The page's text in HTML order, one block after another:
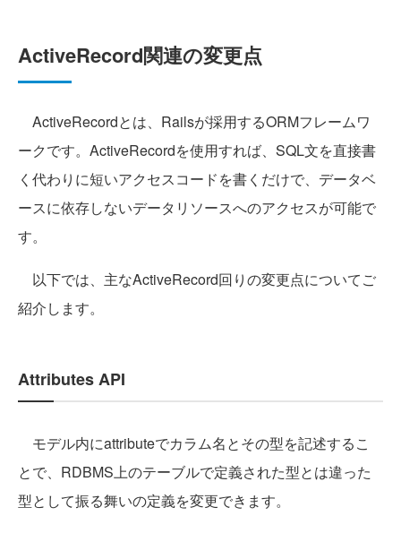
ActiveRecord関連の変更点
ActiveRecordとは、Railsが採用するORMフレームワ
ークです。ActiveRecordを使用すれば、SQL文を直接書
く代わりに短いアクセスコードを書くだけで、データベ
ースに依存しないデータリソースへのアクセスが可能で
す。
以下では、主なActiveRecord回りの変更点についてご
紹介します。
Attributes API
モデル内にattributeでカラム名とその型を記述するこ
とで、RDBMS上のテーブルで定義された型とは違った
型として振る舞いの定義を変更できます。